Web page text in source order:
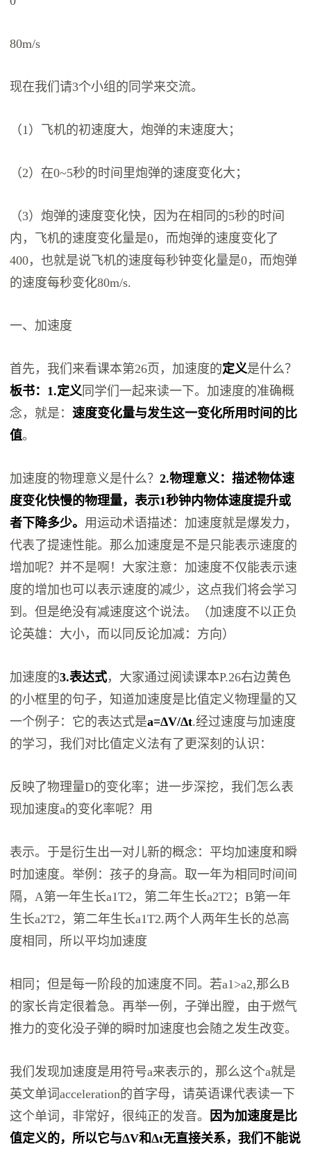
80m/s
现在我们请3个小组的同学来交流。
（1）飞机的初速度大，炮弹的末速度大；
（2）在0~5秒的时间里炮弹的速度变化大；
（3）炮弹的速度变化快，因为在相同的5秒的时间
内，飞机的速度变化量是0，而炮弹的速度变化了
400，也就是说飞机的速度每秒钟变化量是0，而炮弹
的速度每秒变化80m/s.
一、加速度
首先，我们来看课本第26页，加速度的定义是什么？
板书：1.定义同学们一起来读一下。加速度的准确概
念，就是：速度变化量与发生这一变化所用时间的比
值。
加速度的物理意义是什么？2.物理意义：描述物体速
度变化快慢的物理量，表示1秒钟内物体速度提升或
者下降多少。 用运动术语描述：加速度就是爆发力，
代表了提速性能。那么加速度是不是只能表示速度的
增加呢？并不是啊！大家注意：加速度不仅能表示速
度的增加也可以表示速度的减少，这点我们将会学习
到。但是绝没有减速度这个说法。（加速度不以正负
论英雄：大小，而以同反论加减：方向）
加速度的3.表达式，大家通过阅读课本P.26右边黄色
的小框里的句子，知道加速度是比值定义物理量的又
一个例子：它的表达式是a=ΔV/Δt.经过速度与加速度
的学习，我们对比值定义法有了更深刻的认识：
反映了物理量D的变化率；进一步深挖，我们怎么表
现加速度a的变化率呢？用
表示。于是衍生出一对儿新的概念：平均加速度和瞬
时加速度。举例：孩子的身高。取一年为相同时间间
隔，A第一年生长a1T2，第二年生长a2T2；B第一年
生长a2T2，第二年生长a1T2.两个人两年生长的总高
度相同，所以平均加速度
相同；但是每一阶段的加速度不同。若a1>a2,那么B
的家长肯定很着急。再举一例，子弹出膛，由于燃气
推力的变化没子弹的瞬时加速度也会随之发生改变。
我们发现加速度是用符号a来表示的，那么这个a就是
英文单词acceleration的首字母，请英语课代表读一下
这个单词，非常好，很纯正的发音。
因为加速度是比
值定义的，所以它与ΔV和Δt无直接关系，我们不能说